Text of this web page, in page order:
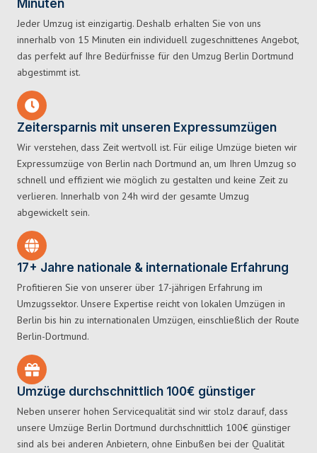
Minuten
Jeder Umzug ist einzigartig. Deshalb erhalten Sie von uns
innerhalb von 15 Minuten ein individuell zugeschnittenes Angebot,
das perfekt auf Ihre Bedürfnisse für den Umzug Berlin Dortmund
abgestimmt ist.
Zeitersparnis mit unseren Expressumzügen
Wir verstehen, dass Zeit wertvoll ist. Für eilige Umzüge bieten wir
Expressumzüge von Berlin nach Dortmund an, um Ihren Umzug so
schnell und effizient wie möglich zu gestalten und keine Zeit zu
verlieren. Innerhalb von 24h wird der gesamte Umzug
abgewickelt sein.
17+ Jahre nationale & internationale Erfahrung
Profitieren Sie von unserer über 17-jährigen Erfahrung im
Umzugssektor. Unsere Expertise reicht von lokalen Umzügen in
Berlin bis hin zu internationalen Umzügen, einschließlich der Route
Berlin-Dortmund.
Umzüge durchschnittlich 100€ günstiger
Neben unserer hohen Servicequalität sind wir stolz darauf, dass
unsere Umzüge Berlin Dortmund durchschnittlich 100€ günstiger
sind als bei anderen Anbietern, ohne Einbußen bei der Qualität